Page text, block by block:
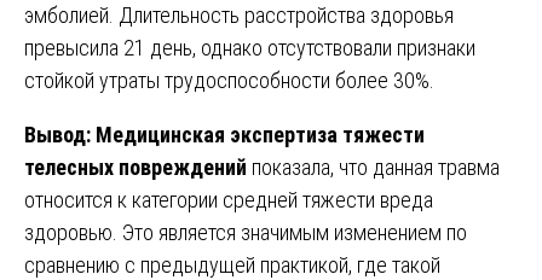
эмболией. Длительность расстройства здоровья
превысила 21 день, однако отсутствовали признаки
стойкой утраты трудоспособности более 30%.
Вывод: Медицинская экспертиза тяжести
телесных повреждений показала, что данная травма
относится к категории средней тяжести вреда
здоровью. Это является значимым изменением по
сравнению с предыдущей практикой, где такой